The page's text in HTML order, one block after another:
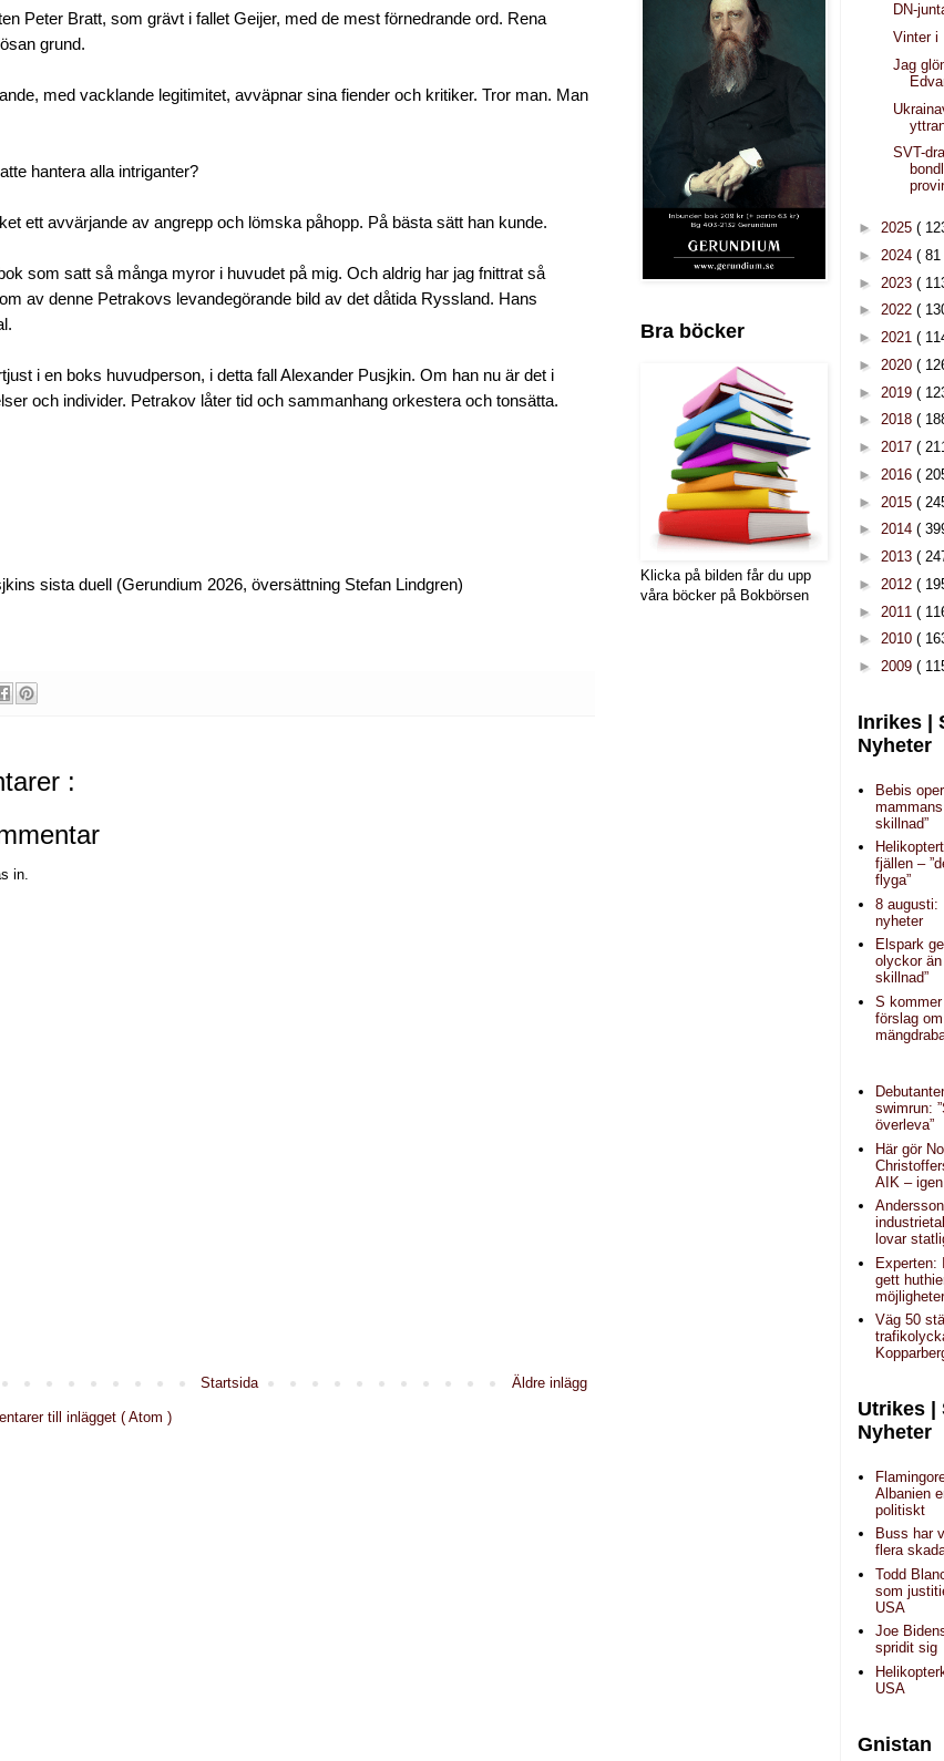
Peter Bratt, som grävt i fallet Geijer, med de mest förnedrande ord. Rena
grund.
med vacklande legitimitet, avväpnar sina fiender och kritiker. Tror man. Man
hantera alla intriganter?
ett avvärjande av angrepp och lömska påhopp. På bästa sätt han kunde.
som satt så många myror i huvudet på mig. Och aldrig har jag fnittrat så
av denne Petrakovs levandegörande bild av det dåtida Ryssland. Hans
i en boks huvudperson, i detta fall Alexander Pusjkin. Om han nu är det i
och individer. Petrakov låter tid och sammanhang orkestera och tonsätta.
sista duell (Gerundium 2026, översättning Stefan Lindgren)
:
in.
Äldre inlägg
Startsida
till inlägget ( Atom )
Bra böcker
Klicka på bilden får du upp
våra böcker på Bokbörsen
DN-
Vinter i
Jag
SVT-
► 2025 (
► 2024 ( 81
► 2023 (
► 2022 (
► 2021 (
► 2020 (
► 2019 (
► 2018 (
► 2017 (
► 2016 (
► 2015 (
► 2014 (
► 2013 (
► 2012 (
► 2011 (
► 2010 (
► 2009 (
Inrikes |
Nyheter
Bebis
skillnad”
fjällen –
flyga”
8 augusti:
nyheter
Elspark
olyckor
skillnad”
S
förslag
swimrun:
överleva”
Här gör
AIK – igen
lovar
Experten:
gett
Väg 50
Utrikes |
Nyheter
Albanien
politiskt
Buss har
flera
Todd
som
USA
Joe
spridit sig
USA
Gnistan